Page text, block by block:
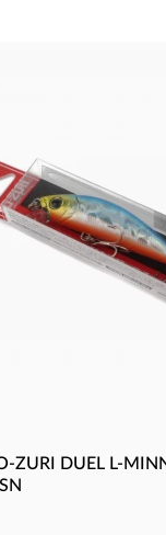
ZURI DUEL L-